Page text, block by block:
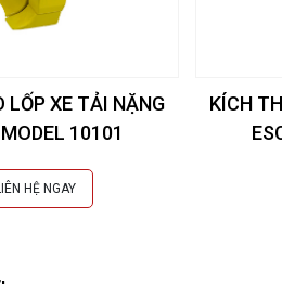
LỐP XE TẢI NẶNG
10101
HỆ NGAY
KÍCH